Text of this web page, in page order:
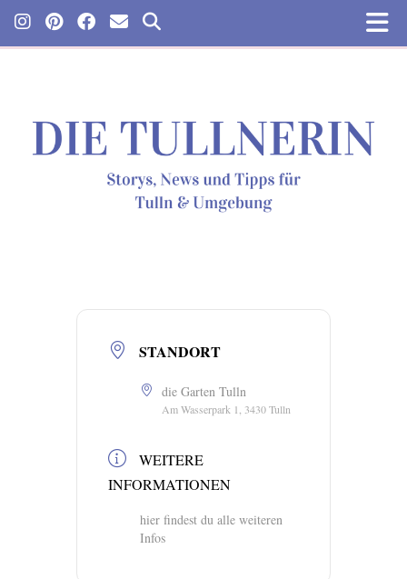
STANDORT
die Garten Tulln
Am Wasserpark 1, 3430 Tulln
WEITERE
INFORMATIONEN
hier findest du alle weiteren
Infos